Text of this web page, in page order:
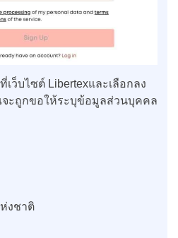
ว็บไซต์ Libertexและเลือกลง
ะถูกขอให้ระบุข้อมูลส่วนบุคคล
งชาติ